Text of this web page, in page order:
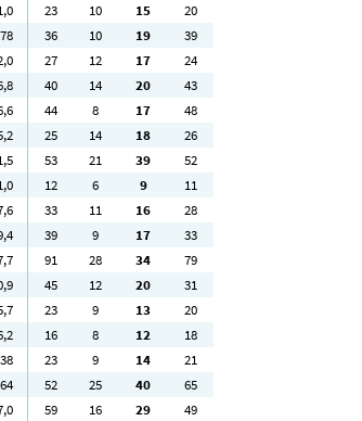
,0 23 10 15
20
36 10 19
39
,0 27 12 17
24
,8 40 14 20
43
,6 44 8 17
48
,2 25 14 18
26
,5 53 21 39
52
,0 12 6 9
11
,6 33 11 16
28
,4 39 9 17
33
,7 91 28 34
79
,9 45 12 20
31
,7 23 9 13
20
,2 16 8 12
18
23 9 14
21
52 25 40
65
,0 59 16 29
49